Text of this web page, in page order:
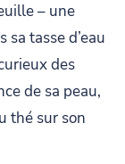
– une
tasse d’eau
des
de sa peau,
thé sur son